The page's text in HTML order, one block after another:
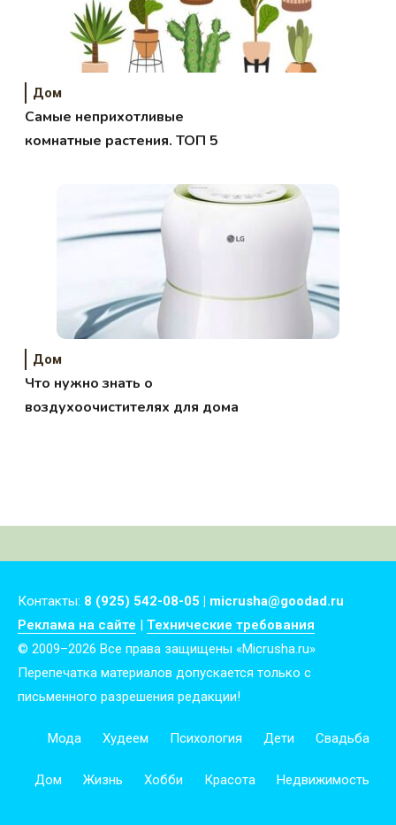
Дом
Самые неприхотливые
комнатные растения. ТОП 5
Дом
Что нужно знать о
воздухоочистителях для дома
Контакты: 8 (925) 542-08-05 | micrusha@goodad.ru
Реклама на сайте | Технические требования
© 2009–2026 Все права защищены «Micrusha.ru»
Перепечатка материалов допускается только с
письменного разрешения редакции!
Мода Худеем Психология Дети Свадьба
Дом Жизнь Хобби Красота Недвижимость